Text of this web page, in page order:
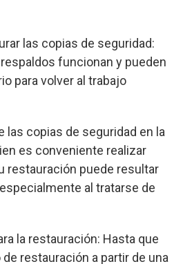
las copias de seguridad:
funcionan y pueden
para volver al trabajo
las copias de seguridad en la
es conveniente realizar
restauración puede resultar
al tratarse de
la restauración: Hasta que
restauración a partir de una